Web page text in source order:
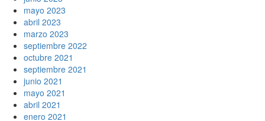
mayo 2023
abril 2023
marzo 2023
septiembre 2022
octubre 2021
septiembre 2021
junio 2021
mayo 2021
abril 2021
enero 2021